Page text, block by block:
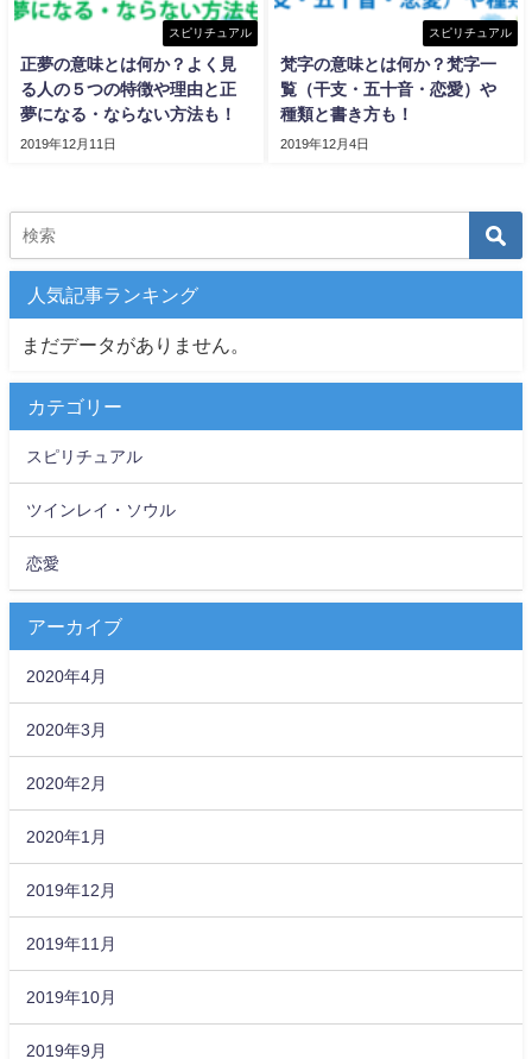
スピリチュアル
正夢の意味とは何か？よく見
る人の５つの特徴や理由と正
夢になる・ならない方法も！
2019年12月11日
スピリチュアル
梵字の意味とは何か？梵字一
覧（干支・五十音・恋愛）や
種類と書き方も！
2019年12月4日
人気記事ランキング
まだデータがありません。
カテゴリー
スピリチュアル
ツインレイ・ソウル
恋愛
アーカイブ
2020年4月
2020年3月
2020年2月
2020年1月
2019年12月
2019年11月
2019年10月
2019年9月